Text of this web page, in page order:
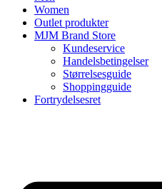
Women
Outlet produkter
MJM Brand Store
Kundeservice
Handelsbetingelser
Størrelsesguide
Shoppingguide
Fortrydelsesret